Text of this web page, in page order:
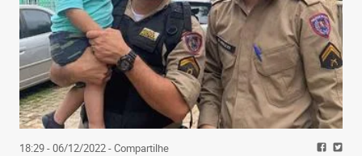
18:29 - 06/12/2022- Compartilhe